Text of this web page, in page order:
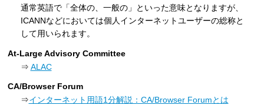
通常英語で「全体の、一般の」といった意味となりますが、
ICANNなどにおいては個人インターネットユーザーの総称と
して用いられます。
At-Large Advisory Committee
⇒ ALAC
CA/Browser Forum
⇒インターネット用語1分解説：CA/Browser Forumとは